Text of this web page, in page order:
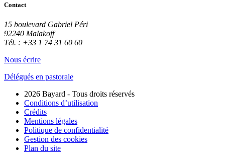
Contact
15 boulevard Gabriel Péri
92240 Malakoff
Tél. : +33 1 74 31 60 60
Nous écrire
Délégués en pastorale
2026 Bayard - Tous droits réservés
Conditions d’utilisation
Crédits
Mentions légales
Politique de confidentialité
Gestion des cookies
Plan du site